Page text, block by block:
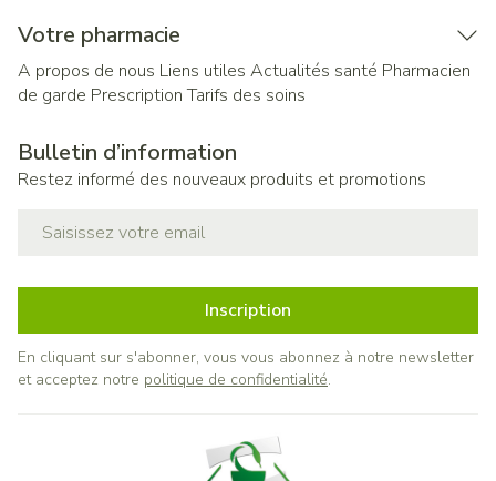
Votre pharmacie
A propos de nous Liens utiles Actualités santé Pharmacien
de garde Prescription Tarifs des soins
Bulletin d’information
Restez informé des nouveaux produits et promotions
Inscription
En cliquant sur s'abonner, vous vous abonnez à notre newsletter
et acceptez notre politique de confidentialité.